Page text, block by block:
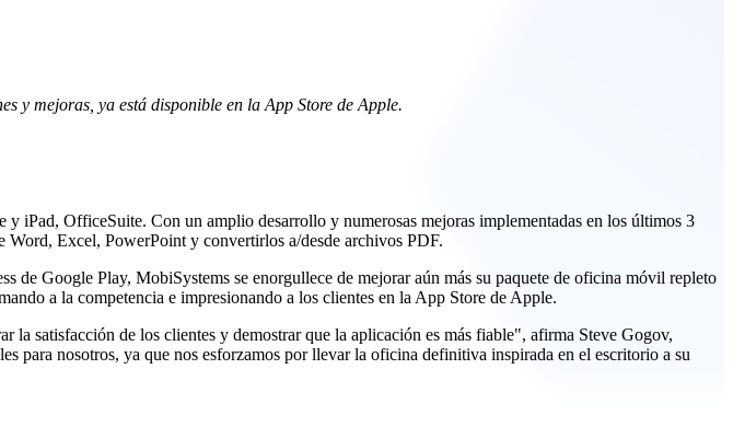
y mejoras, ya está disponible en la App Store de Apple.
iPad, OfficeSuite. Con un amplio desarrollo y numerosas mejoras implementadas en los últimos 3
Word, Excel, PowerPoint y convertirlos a/desde archivos PDF.
de Google Play, MobiSystems se enorgullece de mejorar aún más su paquete de oficina móvil repleto
a la competencia e impresionando a los clientes en la App Store de Apple.
la satisfacción de los clientes y demostrar que la aplicación es más fiable", afirma Steve Gogov,
nosotros, ya que nos esforzamos por llevar la oficina definitiva inspirada en el escritorio a su